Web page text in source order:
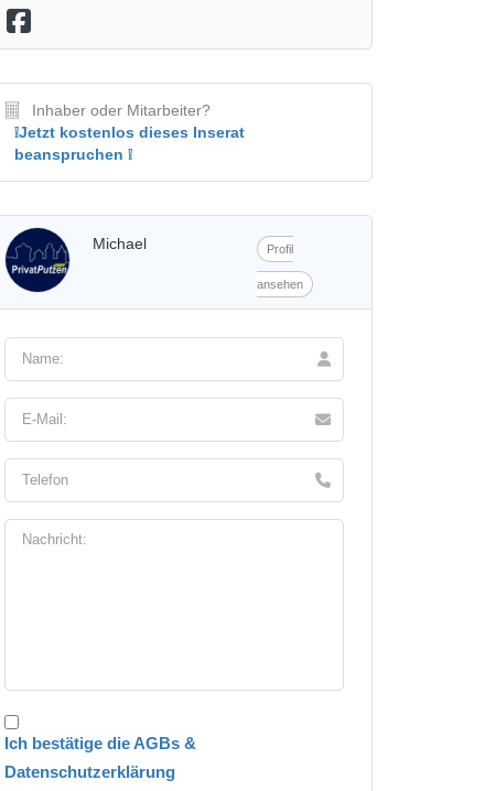
Inhaber oder Mitarbeiter?
❕Jetzt kostenlos dieses Inserat
beanspruchen ❕
Michael Profil
ansehen
Ich bestätige die AGBs &
Datenschutzerklärung